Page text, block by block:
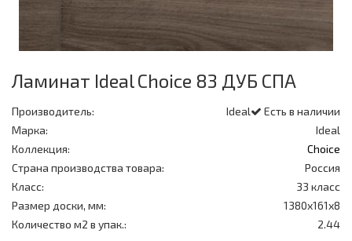
Ламинат Ideal Choice 83 ДУБ СПА
Есть в наличии
Производитель:
Ideal
Марка:
Ideal
Коллекция:
Choice
Страна производства товара:
Россия
Класс:
33 класс
Размер доски, мм:
1380х161х8
Количество м2 в упак.:
2.44